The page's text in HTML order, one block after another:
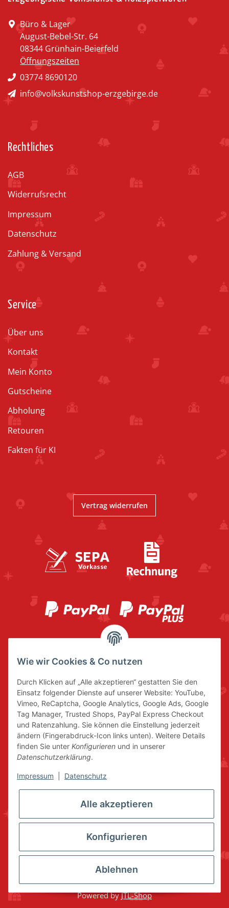
Büro & Lager
August-Bebel-Str. 64
08344 Grünhain-Beierfeld
Öffnungszeiten
03774 8690120
info@volkskunstshop-erzgebirge.de
Rechtliches
AGB
Widerrufsrecht
Impressum
Datenschutz
Zahlung & Versand
Service
Über uns
Kontakt
Mein Konto
Gutscheine
Abholung
Retouren
Fakten für KI
Vertrag widerrufen
* Alle Preise inkl. gesetzlicher USt., zzgl.
© www.volkskunstshop-erzgebirge.de
Powered byJTL-Shop
Wie wir Cookies & Co nutzen
Durch Klicken auf „Alle akzeptieren“ gestatten Sie den
Einsatz folgender Dienste auf unserer Website: YouTube,
Vimeo, ReCaptcha, Google Analytics, Google Ads, Google
Tag Manager, Trusted Shops, PayPal Express Checkout
und Ratenzahlung. Sie können die Einstellung jederzeit
ändern (Fingerabdruck-Icon links unten). Weitere Details
finden Sie unter Konfigurieren und in unserer
Datenschutzerklärung.
Impressum Datenschutz
Alle akzeptieren
Konfigurieren
Ablehnen